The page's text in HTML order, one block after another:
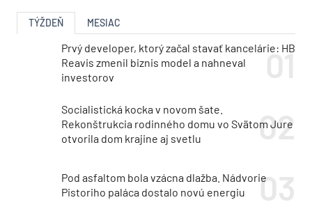
TÝŽDEŇ MESIAC
Prvý developer, ktorý začal stavať kancelárie: HB
Reavis zmenil biznis model a nahneval
investorov
Socialistická kocka v novom šate.
Rekonštrukcia rodinného domu vo Svätom Jure
otvorila dom krajine aj svetlu
Pod asfaltom bola vzácna dlažba. Nádvorie
Pistoriho paláca dostalo novú energiu